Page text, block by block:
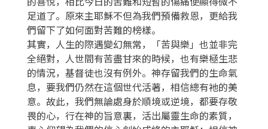
足道了。原來主耶穌不但為我們預備救恩，更給我
們留下了如何面對苦難的榜樣。
其實，人生的際遇變幻無常，「苦與樂」也並非完
全絕對，人世間有苦盡甘來的時候，也有樂極生悲
的情況，基督徒也沒有例外。神存留我們的生命氣
息，要我們仍然在這個世代活著，相信總有衪的美
意。故此，我們無論處身於順境或逆境，都要存敬
畏的心，行在神的旨意裏，活出屬靈生命的素質，